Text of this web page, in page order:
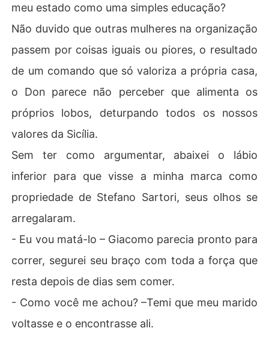
meu estado como uma simples educação?
Não duvido que outras mulheres na organização
passem por coisas iguais ou piores, o resultado
de um comando que só valoriza a própria casa,
o Don parece não perceber que alimenta os
próprios lobos, deturpando todos os nossos
valores da Sicília.
Sem ter como argumentar, abaixei o lábio
inferior para que visse a minha marca como
propriedade de Stefano Sartori, seus olhos se
arregalaram.
- Eu vou matá-lo – Giacomo parecia pronto para
correr, segurei seu braço com toda a força que
resta depois de dias sem comer.
- Como você me achou? –Temi que meu marido
voltasse e o encontrasse ali.